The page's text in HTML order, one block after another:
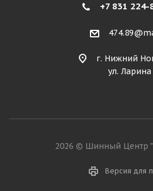
+7 831 224-
г. Нижний
ул. Ларина
2026 © Шинный Центр
Версия для